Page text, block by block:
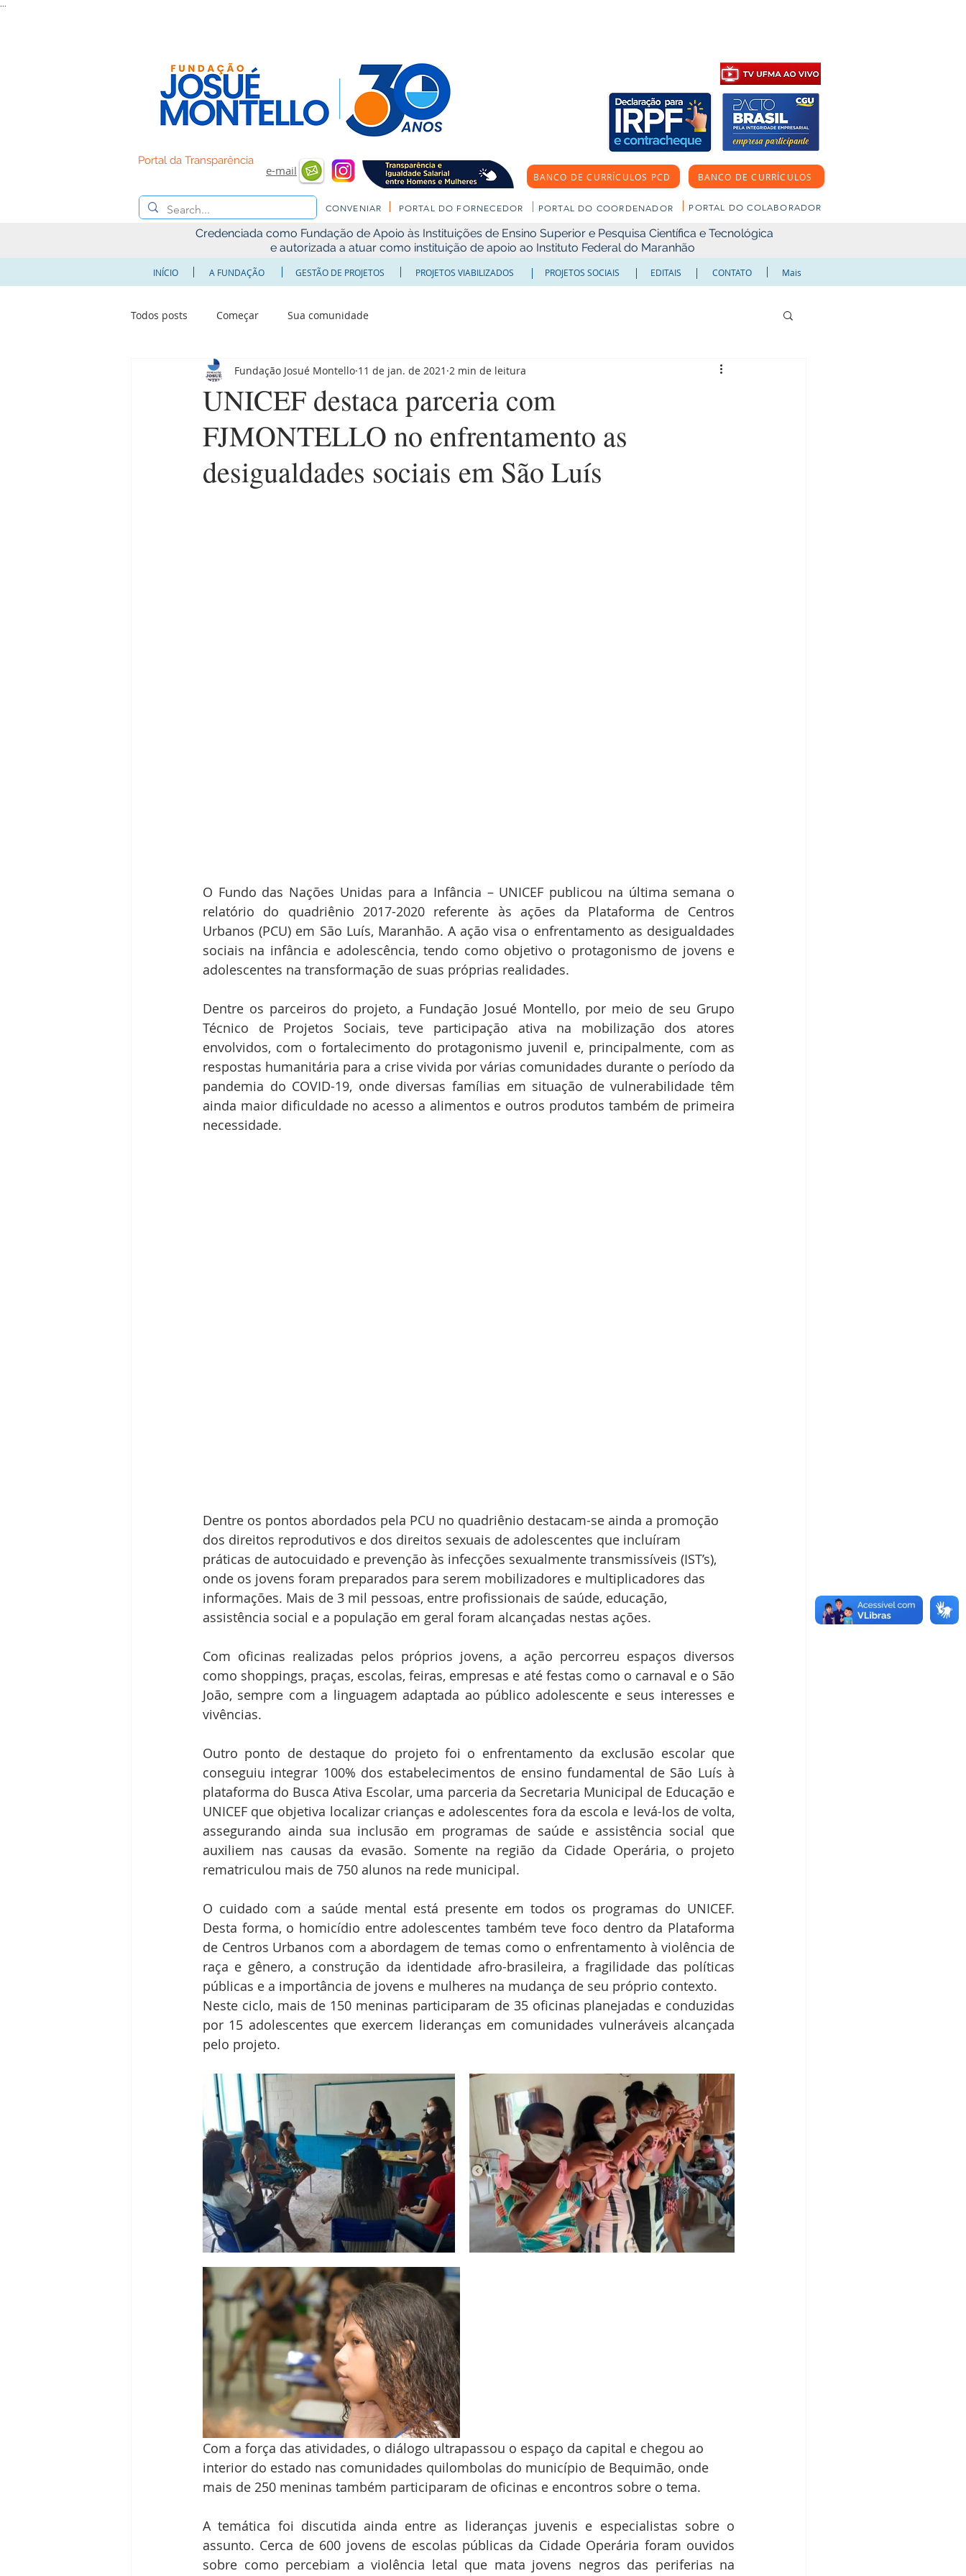
Portal da Transparência
e-mail BANCO DE CURRÍCULOS PCD BANCO DE CURRÍCULOS
CONVENIAR PORTAL DO FORNECEDOR PORTAL DO COORDENADOR PORTAL DO COLABORADOR
Credenciada como Fundação de Apoio às Instituições de Ensino Superior e Pesquisa Científica e Tecnológica
e autorizada a atuar como instituição de apoio ao Instituto Federal do Maranhão
INÍCIO A FUNDAÇÃO GESTÃO DE PROJETOS PROJETOS VIABILIZADOS PROJETOS SOCIAIS EDITAIS CONTATO Mais
Todos posts Começar Sua comunidade
UNICEF destaca parceria com
FJMONTELLO no enfrentamento as
desigualdades sociais em São Luís
Fundação Josué Montello 11 de jan. de 2021 2 min de leitura
O Fundo das Nações Unidas para a Infância – UNICEF publicou na última semana o
relatório do quadriênio 2017-2020 referente às ações da Plataforma de Centros
Urbanos (PCU) em São Luís, Maranhão. A ação visa o enfrentamento as desigualdades
sociais na infância e adolescência, tendo como objetivo o protagonismo de jovens e
adolescentes na transformação de suas próprias realidades.
Dentre os parceiros do projeto, a Fundação Josué Montello, por meio de seu Grupo
Técnico de Projetos Sociais, teve participação ativa na mobilização dos atores
envolvidos, com o fortalecimento do protagonismo juvenil e, principalmente, com as
respostas humanitária para a crise vivida por várias comunidades durante o período da
pandemia do COVID-19, onde diversas famílias em situação de vulnerabilidade têm
ainda maior dificuldade no acesso a alimentos e outros produtos também de primeira
necessidade.
Dentre os pontos abordados pela PCU no quadriênio destacam-se ainda a promoção
dos direitos reprodutivos e dos direitos sexuais de adolescentes que incluíram
práticas de autocuidado e prevenção às infecções sexualmente transmissíveis (IST’s),
onde os jovens foram preparados para serem mobilizadores e multiplicadores das
informações. Mais de 3 mil pessoas, entre profissionais de saúde, educação,
assistência social e a população em geral foram alcançadas nestas ações.
Com oficinas realizadas pelos próprios jovens, a ação percorreu espaços diversos
como shoppings, praças, escolas, feiras, empresas e até festas como o carnaval e o São
João, sempre com a linguagem adaptada ao público adolescente e seus interesses e
vivências.
Outro ponto de destaque do projeto foi o enfrentamento da exclusão escolar que
conseguiu integrar 100% dos estabelecimentos de ensino fundamental de São Luís à
plataforma do Busca Ativa Escolar, uma parceria da Secretaria Municipal de Educação e
UNICEF que objetiva localizar crianças e adolescentes fora da escola e levá-los de volta,
assegurando ainda sua inclusão em programas de saúde e assistência social que
auxiliem nas causas da evasão. Somente na região da Cidade Operária, o projeto
rematriculou mais de 750 alunos na rede municipal.
O cuidado com a saúde mental está presente em todos os programas do UNICEF.
Desta forma, o homicídio entre adolescentes também teve foco dentro da Plataforma
de Centros Urbanos com a abordagem de temas como o enfrentamento à violência de
raça e gênero, a construção da identidade afro-brasileira, a fragilidade das políticas
públicas e a importância de jovens e mulheres na mudança de seu próprio contexto.
Neste ciclo, mais de 150 meninas participaram de 35 oficinas planejadas e conduzidas
por 15 adolescentes que exercem lideranças em comunidades vulneráveis alcançada
pelo projeto.
Com a força das atividades, o diálogo ultrapassou o espaço da capital e chegou ao
interior do estado nas comunidades quilombolas do município de Bequimão, onde
mais de 250 meninas também participaram de oficinas e encontros sobre o tema.
A temática foi discutida ainda entre as lideranças juvenis e especialistas sobre o
assunto. Cerca de 600 jovens de escolas públicas da Cidade Operária foram ouvidos
sobre como percebiam a violência letal que mata jovens negros das periferias na